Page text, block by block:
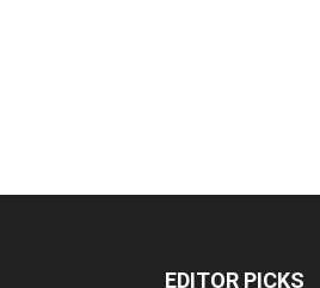
EDITOR PICKS